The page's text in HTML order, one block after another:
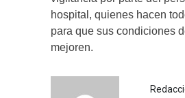
hospital, quienes hacen
para que sus condiciones
mejoren.